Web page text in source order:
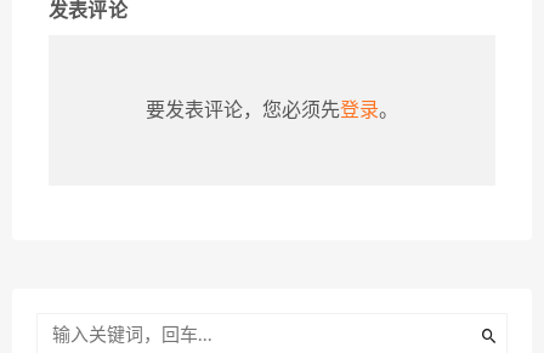
发表评论
要发表评论，您必须先登录。